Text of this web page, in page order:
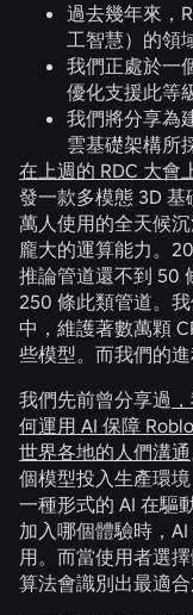
過去幾年來，
工智慧）的領
我們正處於一
優化支援此等
我們將分享為
雲基礎架構所
在上週的 RDC 大會
發一款多模態 3D
萬人使用的全天候
龐大的運算能力。
推論管道還不到 50
250 條此類管道。
中，維護著數萬顆
些模型。而我們的進
我們先前曾分享過
何運用 AI 保障
世界各地的人們溝通
個模型投入生產環
一種形式的 AI 在驅
加入哪個體驗時，
用。而當使用者選
算法會識別出最適合